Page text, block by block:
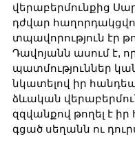
վերաբերմունքից
դժվար
տպավորություն էր
Դավոյանն ասում է,
պատմություններ
նկատելով իր
ձևական
զզվանքով թողել է
գցած սեղանն ու